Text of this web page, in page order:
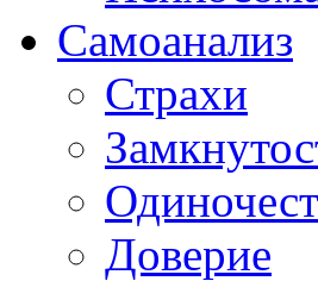
Самоанализ
Страхи
Доверие